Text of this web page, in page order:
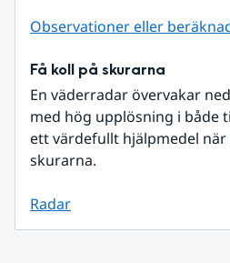
Observationer eller
Få koll på skurarna
En väderradar övervakar
med hög upplösning i både
ett värdefullt hjälpmedel när
skurarna.
Radar